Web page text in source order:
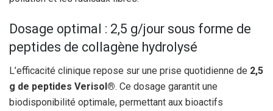
Dosage optimal : 2,5 g/jour sous forme de
peptides de collagène hydrolysé
L’efficacité clinique repose sur une prise quotidienne de 2,5
g de peptides Verisol®. Ce dosage garantit une
biodisponibilité optimale, permettant aux bioactifs